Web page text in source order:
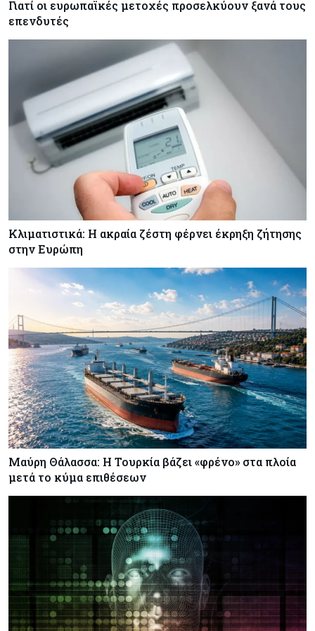
Κόσμος 08-08-2026
Οι πυρκαγιές κατακαίνε την Ευρώπη, αλλά οι
Κόσμος
Γιατί οι κεντρικές τράπεζες αφήνουν τις αγορές
να «παίξουν μπάλα»
Γιατί οι ευρωπαϊκές μετοχές προσελκύουν ξανά τους
επενδυτές
Κλιματιστικά: Η ακραία ζέστη φέρνει έκρηξη ζήτησης
στην Ευρώπη
Μαύρη Θάλασσα: Η Τουρκία βάζει «φρένο» στα πλοία
μετά το κύμα επιθέσεων